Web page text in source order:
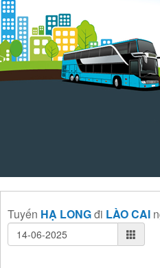
Tuyến HẠ LONGđi LÀO CAI